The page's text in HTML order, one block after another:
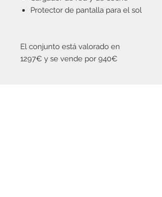
Protector de pantalla para el sol
El conjunto está valorado en
1297€ y se vende por 940€